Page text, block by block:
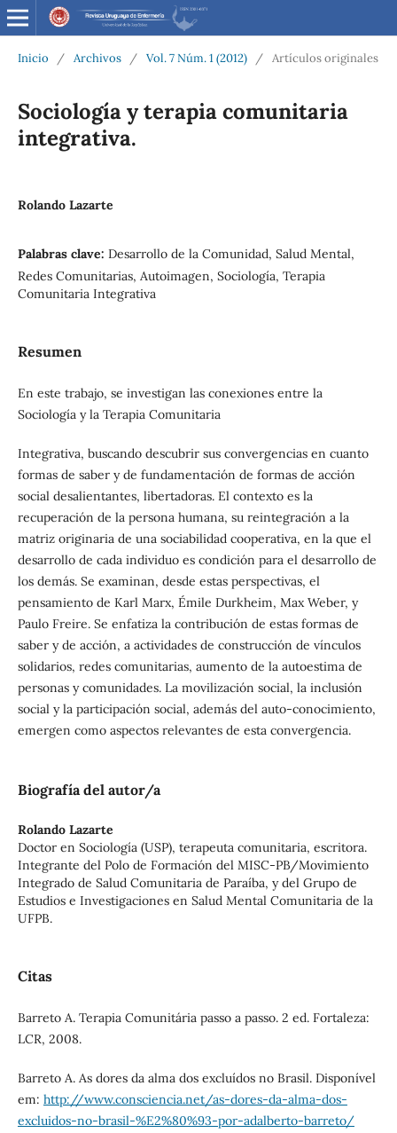
Inicio / Archivos / Vol. 7 Núm. 1 (2012) / Artículos originales
Sociología y terapia comunitaria
integrativa.
Rolando Lazarte
Palabras clave: Desarrollo de la Comunidad, Salud Mental,
Redes Comunitarias, Autoimagen, Sociología, Terapia
Comunitaria Integrativa
Resumen
En este trabajo, se investigan las conexiones entre la
Sociología y la Terapia Comunitaria
Integrativa, buscando descubrir sus convergencias en cuanto
formas de saber y de fundamentación de formas de acción
social desalientantes, libertadoras. El contexto es la
recuperación de la persona humana, su reintegración a la
matriz originaria de una sociabilidad cooperativa, en la que el
desarrollo de cada individuo es condición para el desarrollo de
los demás. Se examinan, desde estas perspectivas, el
pensamiento de Karl Marx, Émile Durkheim, Max Weber, y
Paulo Freire. Se enfatiza la contribución de estas formas de
saber y de acción, a actividades de construcción de vínculos
solidarios, redes comunitarias, aumento de la autoestima de
personas y comunidades. La movilización social, la inclusión
social y la participación social, además del auto-conocimiento,
emergen como aspectos relevantes de esta convergencia.
Biografía del autor/a
Rolando Lazarte
Doctor en Sociología (USP), terapeuta comunitaria, escritora.
Integrante del Polo de Formación del MISC-PB/Movimiento
Integrado de Salud Comunitaria de Paraíba, y del Grupo de
Estudios e Investigaciones en Salud Mental Comunitaria de la
UFPB.
Citas
Barreto A. Terapia Comunitária passo a passo. 2 ed. Fortaleza:
LCR, 2008.
Barreto A. As dores da alma dos excluídos no Brasil. Disponível
em: http://www.consciencia.net/as-dores-da-alma-dos-
excluidos-no-brasil-%E2%80%93-por-adalberto-barreto/